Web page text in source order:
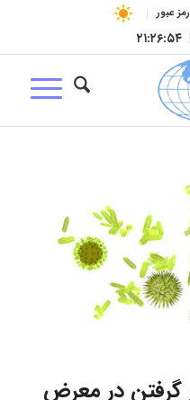
عبور
۲۱:۲۶:۵۵
گرفتن در معرض